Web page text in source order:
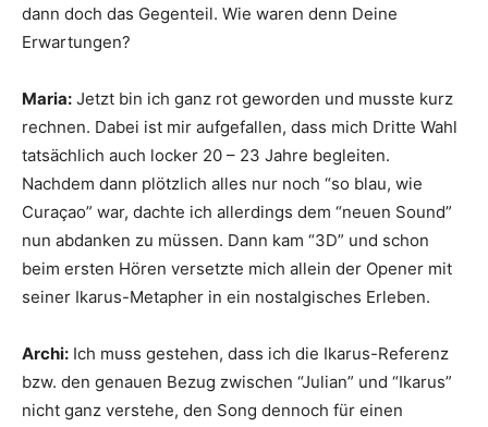
dann doch das Gegenteil. Wie waren denn Deine
Erwartungen?
Maria: Jetzt bin ich ganz rot geworden und musste kurz
rechnen. Dabei ist mir aufgefallen, dass mich Dritte Wahl
tatsächlich auch locker 20 – 23 Jahre begleiten.
Nachdem dann plötzlich alles nur noch “so blau, wie
Curaçao” war, dachte ich allerdings dem “neuen Sound”
nun abdanken zu müssen. Dann kam “3D” und schon
beim ersten Hören versetzte mich allein der Opener mit
seiner Ikarus-Metapher in ein nostalgisches Erleben.
Archi: Ich muss gestehen, dass ich die Ikarus-Referenz
bzw. den genauen Bezug zwischen “Julian” und “Ikarus”
nicht ganz verstehe, den Song dennoch für einen